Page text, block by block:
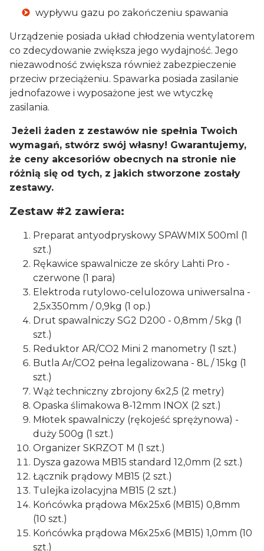
wypływu gazu po zakończeniu spawania
Urządzenie posiada układ chłodzenia wentylatorem
co zdecydowanie zwiększa jego wydajność. Jego
niezawodność zwiększa również zabezpieczenie
przeciw przeciążeniu. Spawarka posiada zasilanie
jednofazowe i wyposażone jest we wtyczkę
zasilania.
Jeżeli żaden z zestawów nie spełnia Twoich
wymagań, stwórz swój własny! Gwarantujemy,
że ceny akcesoriów obecnych na stronie nie
różnią się od tych, z jakich stworzone zostały
zestawy.
Zestaw #2 zawiera:
Preparat antyodpryskowy SPAWMIX 500ml (1
szt.)
Rękawice spawalnicze ze skóry Lahti Pro -
czerwone (1 para)
Elektroda rutylowo-celulozowa uniwersalna -
2,5x350mm / 0,9kg (1 op.)
Drut spawalniczy SG2 D200 - 0,8mm / 5kg (1
szt.)
Reduktor AR/CO2 Mini 2 manometry (1 szt.)
Butla Ar/CO2 pełna legalizowana - 8L / 15kg (1
szt.)
Wąż techniczny zbrojony 6x2,5 (2 metry)
Opaska ślimakowa 8-12mm INOX (2 szt.)
Młotek spawalniczy (rękojeść sprężynowa) -
duży 500g (1 szt.)
Organizer SKRZOT M (1 szt.)
Dysza gazowa MB15 standard 12,0mm (2 szt.)
Łącznik prądowy MB15 (2 szt.)
Tulejka izolacyjna MB15 (2 szt.)
Końcówka prądowa M6x25x6 (MB15) 0,8mm
(10 szt.)
Końcówka prądowa M6x25x6 (MB15) 1,0mm (10
szt.)